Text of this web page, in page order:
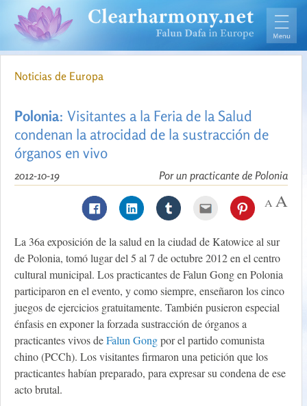
Noticias de Europa
Polonia: Visitantes a la Feria de la Salud
condenan la atrocidad de la sustracción de
órganos en vivo
Por un practicante de Polonia
2012-10-19
La 36a exposición de la salud en la ciudad de Katowice al sur
de Polonia, tomó lugar del 5 al 7 de octubre 2012 en el centro
cultural municipal. Los practicantes de Falun Gong en Polonia
participaron en el evento, y como siempre, enseñaron los cinco
juegos de ejercicios gratuitamente. También pusieron especial
énfasis en exponer la forzada sustracción de órganos a
practicantes vivos deFalun Gongpor el partido comunista
chino (PCCh). Los visitantes firmaron una petición que los
practicantes habían preparado, para expresar su condena de ese
acto brutal.